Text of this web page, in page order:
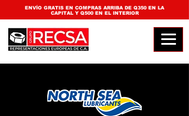
ENVÍO GRATIS EN COMPRAS ARRIBA DE Q350 EN LA
CAPITAL Y Q500 EN EL INTERIOR